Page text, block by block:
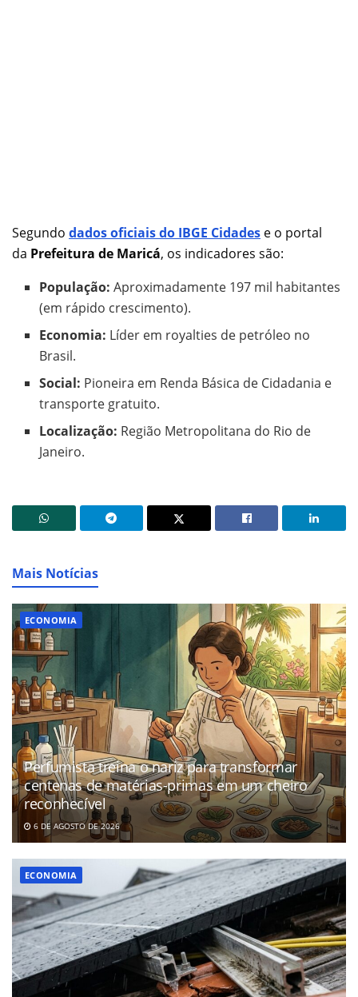
Segundo dados oficiais do IBGE Cidades e o portal
da Prefeitura de Maricá, os indicadores são:
População: Aproximadamente 197 mil habitantes
(em rápido crescimento).
Economia: Líder em royalties de petróleo no
Brasil.
Social: Pioneira em Renda Básica de Cidadania e
transporte gratuito.
Localização: Região Metropolitana do Rio de
Janeiro.
Mais Notícias
ECONOMIA
Perfumista treina o nariz para transformar
centenas de matérias-primas em um cheiro
reconhecível
6 DE AGOSTO DE 2026
ECONOMIA